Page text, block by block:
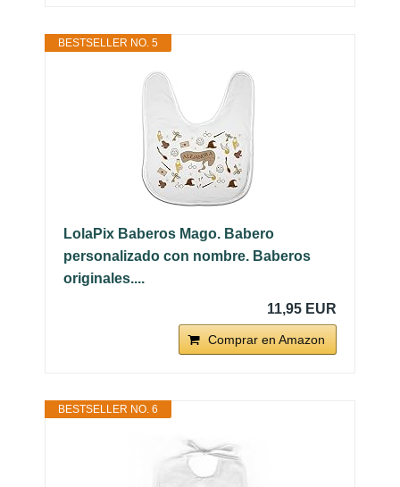
BESTSELLER NO. 5
LolaPix Baberos Mago. Babero
personalizado con nombre. Baberos
originales....
11,95 EUR
Comprar en Amazon
BESTSELLER NO. 6